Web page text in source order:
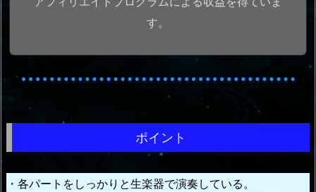
す。
ポイント
・各パートをしっかりと生楽器で演奏している。